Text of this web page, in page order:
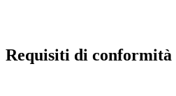
Requisiti di conformità